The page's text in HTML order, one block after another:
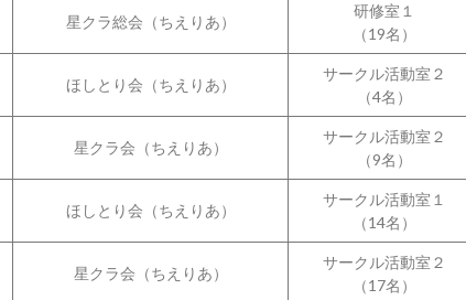
星クラ総会（ちえりあ）
研修室１
（19名）
ほしとり会（ちえりあ）
サークル活動室２
（4名）
星クラ会（ちえりあ）
サークル活動室２
（9名）
ほしとり会（ちえりあ）
サークル活動室１
（14名）
星クラ会（ちえりあ）
サークル活動室２
（17名）